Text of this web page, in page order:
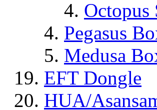
Octopus
Pegasus
Medusa
EFT Dongle
HUA/